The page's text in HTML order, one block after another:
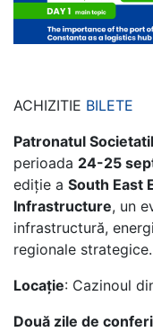
ACHIZITIE BILETE
Patronatul
perioada 24-25
ediție a South East
Infrastructure, un
infrastructură,
regionale strategice.
Locație: Cazinoul
Două zile de